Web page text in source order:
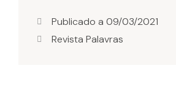
Publicado a 09/03/2021
Revista Palavras